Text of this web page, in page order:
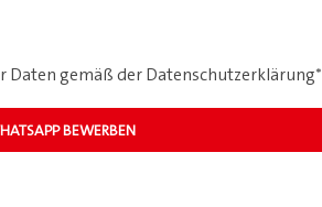
Daten gemäß derDatenschutzerklärung*
BEWERBEN